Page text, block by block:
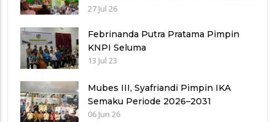
Stunting Secara Swadaya
27 Jul 26
Febrinanda Putra Pratama Pimpin
KNPI Seluma
13 Jul 23
Mubes III, Syafriandi Pimpin IKA
Semaku Periode 2026–2031
06 Jun 26